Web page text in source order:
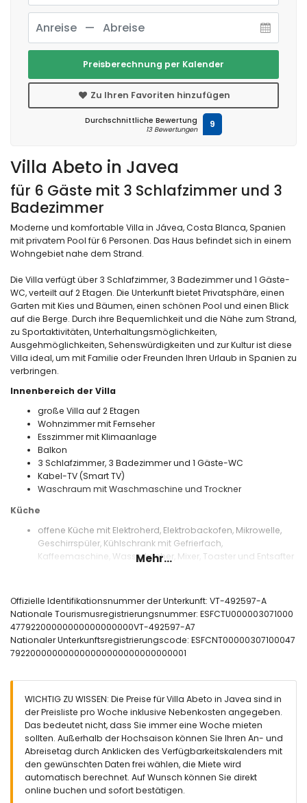
Villa Abeto in Javea
für 6 Gäste mit 3 Schlafzimmer und 3
Badezimmer
Moderne und komfortable Villa in Jávea, Costa Blanca, Spanien
mit privatem Pool für 6 Personen. Das Haus befindet sich in einem
Wohngebiet nahe dem Strand.
Die Villa verfügt über 3 Schlafzimmer, 3 Badezimmer und 1 Gäste-
WC, verteilt auf 2 Etagen. Die Unterkunft bietet Privatsphäre, einen
Garten mit Kies und Bäumen, einen schönen Pool und einen Blick
auf die Berge. Durch ihre Bequemlichkeit und die Nähe zum Strand,
zu Sportaktivitäten, Unterhaltungsmöglichkeiten,
Ausgehmöglichkeiten, Sehenswürdigkeiten und zur Kultur ist diese
Villa ideal, um mit Familie oder Freunden Ihren Urlaub in Spanien zu
verbringen.
Innenbereich der Villa
große Villa auf 2 Etagen
Wohnzimmer mit Fernseher
Esszimmer mit Klimaanlage
Balkon
3 Schlafzimmer, 3 Badezimmer und 1 Gäste-WC
Kabel-TV (Smart TV)
Waschraum mit Waschmaschine und Trockner
Küche
offene Küche mit Elektroherd, Elektrobackofen, Mikrowelle,
Geschirrspüler, Kühlschrank mit Gefrierfach,
Kaffeemaschine, Wasserkocher, Mixer, Toaster und Entsafter
2 Schlafzimmer mit Klimaanlage, jeweils mit Kingsize-Bett
(Maße 210 x 180 cm) und eigenem Badezimmer
Schlafzimmer mit Klimaanlage, Kingsize-Bett (Maße 210 x
180 cm), Fernseher und eigenem Badezimmer
eigenes Badezimmer mit Einzelwaschbecken, Kombination
Außenbereich der Villa
eingezäuntes Grundstück
privater Pool mit den Maßen 11m x 3m und 2m tief
Garten mit Kies, Bäumen und Gartenmöbeln mit
Sonnenliegen
2 Terrassen, davon eine überdacht
Grill
Mehr...
Offizielle Identifikationsnummer der Unterkunft: VT-492597-A
Nationale Tourismusregistrierungsnummer: ESFCTU000003071000
47792200000000000000000VT-492597-A7
Nationaler Unterkunftsregistrierungscode: ESFCNT00000307100047
792200000000000000000000000000001
WICHTIG ZU WISSEN: Die Preise für Villa Abeto in Javea sind in
der Preisliste pro Woche inklusive Nebenkosten angegeben.
Das bedeutet nicht, dass Sie immer eine Woche mieten
sollten. Außerhalb der Hochsaison können Sie Ihren An- und
Abreisetag durch Anklicken des Verfügbarkeitskalenders mit
den gewünschten Daten frei wählen, die Miete wird
automatisch berechnet. Auf Wunsch können Sie direkt
online buchen und sofort bestätigen.
Preisberechnung per Kalender
Zu Ihren Favoriten hinzufügen
Durchschnittliche Bewertung
13 Bewertungen 9